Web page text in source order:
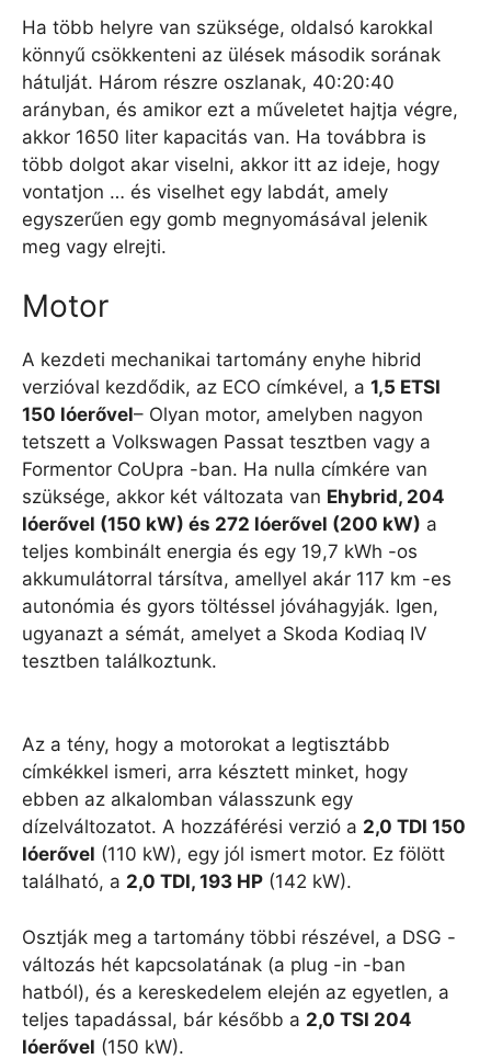
Ha több helyre van szüksége, oldalsó karokkal
könnyű csökkenteni az ülések második sorának
hátulját. Három részre oszlanak, 40:20:40
arányban, és amikor ezt a műveletet hajtja végre,
akkor 1650 liter kapacitás van. Ha továbbra is
több dolgot akar viselni, akkor itt az ideje, hogy
vontatjon … és viselhet egy labdát, amely
egyszerűen egy gomb megnyomásával jelenik
meg vagy elrejti.
Motor
A kezdeti mechanikai tartomány enyhe hibrid
verzióval kezdődik, az ECO címkével, a 1,5 ETSI
150 lóerővel– Olyan motor, amelyben nagyon
tetszett a Volkswagen Passat tesztben vagy a
Formentor CoUpra -ban. Ha nulla címkére van
szüksége, akkor két változata van Ehybrid, 204
lóerővel (150 kW) és 272 lóerővel (200 kW) a
teljes kombinált energia és egy 19,7 kWh -os
akkumulátorral társítva, amellyel akár 117 km -es
autonómia és gyors töltéssel jóváhagyják. Igen,
ugyanazt a sémát, amelyet a Skoda Kodiaq IV
tesztben találkoztunk.
Az a tény, hogy a motorokat a legtisztább
címkékkel ismeri, arra késztett minket, hogy
ebben az alkalomban válasszunk egy
dízelváltozatot. A hozzáférési verzió a 2,0 TDI 150
lóerővel (110 kW), egy jól ismert motor. Ez fölött
található, a 2,0 TDI, 193 HP (142 kW).
Osztják meg a tartomány többi részével, a DSG -
változás hét kapcsolatának (a plug -in -ban
hatból), és a kereskedelem elején az egyetlen, a
teljes tapadással, bár később a 2,0 TSI 204
lóerővel (150 kW).